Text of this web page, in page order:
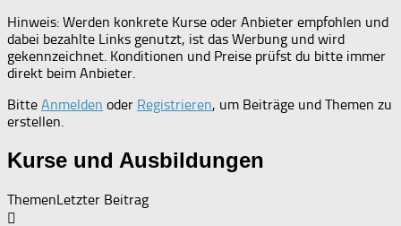
Hinweis: Werden konkrete Kurse oder Anbieter empfohlen und
dabei bezahlte Links genutzt, ist das Werbung und wird
gekennzeichnet. Konditionen und Preise prüfst du bitte immer
direkt beim Anbieter.
Bitte Anmelden oder Registrieren, um Beiträge und Themen zu
erstellen.
Kurse und Ausbildungen
ThemenLetzter Beitrag